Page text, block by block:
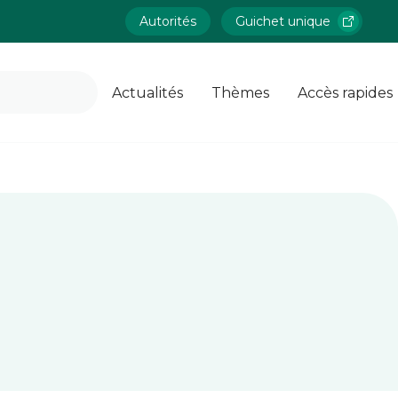
Autorités Guichet unique
Actualités Thèmes Accès rapides